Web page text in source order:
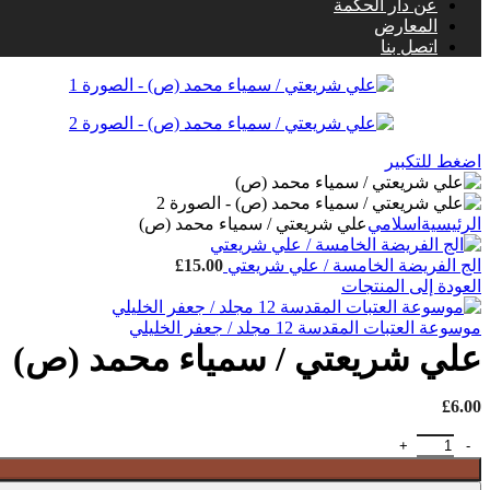
عن دار الحكمة
المعارض
اتصل بنا
اضغط للتكبير
الرئيسية اسلاميعلي شريعتي / سمياء محمد (ص)
الج الفريضة الخامسة / علي شريعتي £15.00
العودة إلى المنتجات
موسوعة العتبات المقدسة 12 مجلد / جعفر الخليلي
علي شريعتي / سمياء محمد (ص)
£6.00
كمية علي شريعتي / سمياء محمد (ص)